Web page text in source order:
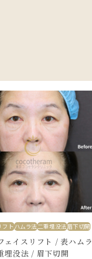
フトハムラ法二重埋没法眉下切開
ェイスリフト / 表ハムラ
埋没法 / 眉下切開